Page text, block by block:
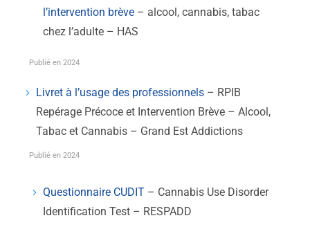
l’intervention brève – alcool, cannabis, tabac
chez l’adulte – HAS
Publié en 2024
Livret à l’usage des professionnels – RPIB
Repérage Précoce et Intervention Brève – Alcool,
Tabac et Cannabis – Grand Est Addictions
Publié en 2024
Questionnaire CUDIT – Cannabis Use Disorder
Identification Test – RESPADD